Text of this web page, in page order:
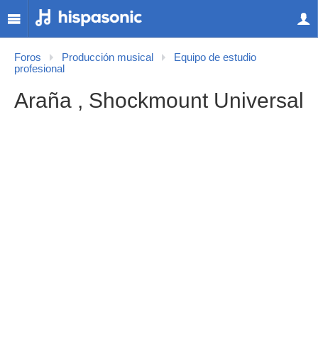
Foros Producción musical
Equipo de estudio
profesional
Araña , Shockmount Universal